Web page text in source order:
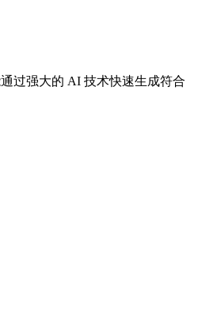
过强大的 AI 技术快速生成符合